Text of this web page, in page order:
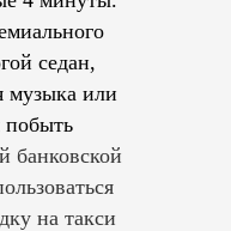
седан,
музыка или
побыть
банковской
на такси